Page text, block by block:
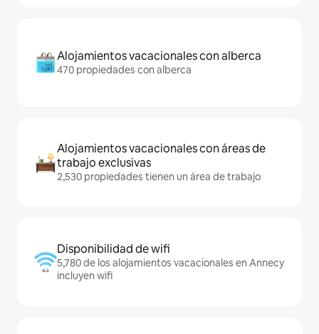
Alojamientos vacacionales con alberca
470 propiedades con alberca
Alojamientos vacacionales con áreas de
trabajo exclusivas
2,530 propiedades tienen un área de trabajo
Disponibilidad de wifi
5,780 de los alojamientos vacacionales en Annecy
incluyen wifi